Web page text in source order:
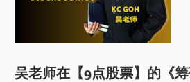
吴老师在【9点股票】的《